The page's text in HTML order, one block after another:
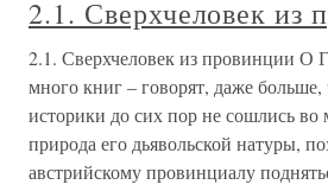
2.1. Сверхчеловек из
2.1. Сверхчеловек из провинции О
много книг – говорят, даже
историки до сих пор не сошлись во
природа его дьявольской натуры,
австрийскому провинциалу